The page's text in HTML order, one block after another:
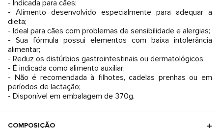
- Indicada para cães;
- Alimento desenvolvido especialmente para adequar a
dieta;
- Ideal para cães com problemas de sensibilidade e alergias;
- Sua fórmula possui elementos com baixa intolerância
alimentar;
- Reduz os distúrbios gastrointestinais ou dermatológicos;
- É indicada como alimento auxiliar;
- Não é recomendada à filhotes, cadelas prenhas ou em
períodos de lactação;
- Disponível em embalagem de 370g.
COMPOSIÇÃO